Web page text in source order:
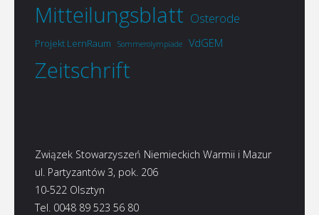
Mitteilungsblatt Osterode
Projekt LernRaum Sommerolympiade VdGEM
Zeitschrift
Związek Stowarzyszeń Niemieckich Warmii i Mazur
ul. Partyzantów 3, pok. 206
10-522 Olsztyn
Tel. 0048 89 523 56 80